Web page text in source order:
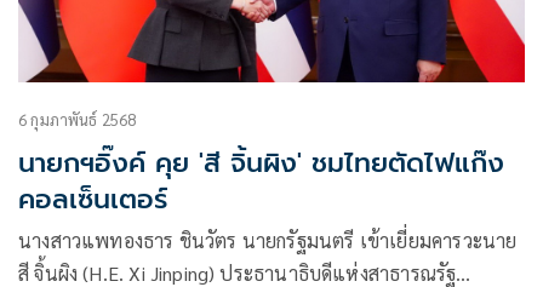
6 กุมภาพันธ์ 2568
นายกฯอิ๊งค์ คุย 'สี จิ้นผิง' ชมไทยตัดไฟแก๊ง
คอลเซ็นเตอร์
นางสาวแพทองธาร ชินวัตร นายกรัฐมนตรี เข้าเยี่ยมคารวะนาย
สี จิ้นผิง (H.E. Xi Jinping) ประธานาธิบดีแห่งสาธารณรัฐ